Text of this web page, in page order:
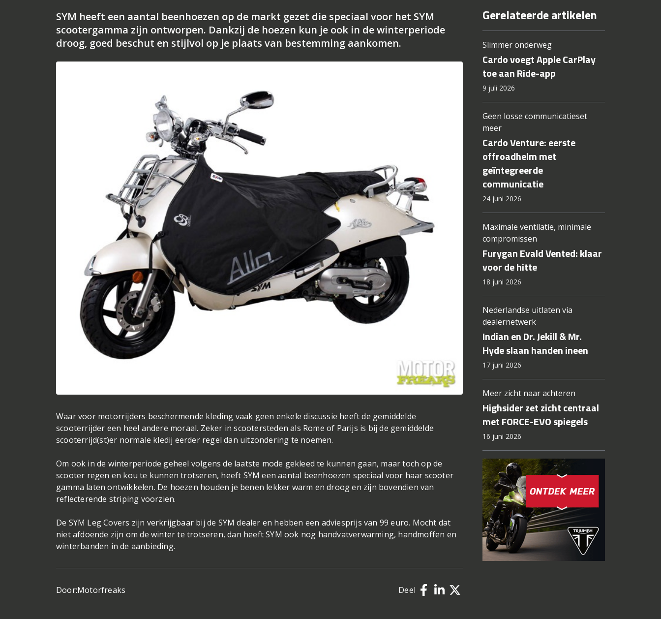
SYM heeft een aantal beenhoezen op de markt gezet die speciaal voor het SYM
scootergamma zijn ontworpen. Dankzij de hoezen kun je ook in de winterperiode
droog, goed beschut en stijlvol op je plaats van bestemming aankomen.
Waar voor motorrijders beschermende kleding vaak geen enkele discussie heeft de gemiddelde
scooterrijder een heel andere moraal. Zeker in scootersteden als Rome of Parijs is bij de gemiddelde
scooterrijd(st)er normale kledij eerder regel dan uitzondering te noemen.
Om ook in de winterperiode geheel volgens de laatste mode gekleed te kunnen gaan, maar toch op de
scooter regen en kou te kunnen trotseren, heeft SYM een aantal beenhoezen speciaal voor haar scooter
gamma laten ontwikkelen. De hoezen houden je benen lekker warm en droog en zijn bovendien van
reflecterende striping voorzien.
De SYM Leg Covers zijn verkrijgbaar bij de SYM dealer en hebben een adviesprijs van 99 euro. Mocht dat
niet afdoende zijn om de winter te trotseren, dan heeft SYM ook nog handvatverwarming, handmoffen en
winterbanden in de aanbieding.
Door:Motorfreaks Deel
Gerelateerde artikelen
Slimmer onderweg
Cardo voegt Apple CarPlay
toe aan Ride-app
9 juli 2026
Geen losse communicatieset
meer
Cardo Venture: eerste
offroadhelm met
geïntegreerde
communicatie
24 juni 2026
Maximale ventilatie, minimale
compromissen
Furygan Evald Vented: klaar
voor de hitte
18 juni 2026
Nederlandse uitlaten via
dealernetwerk
Indian en Dr. Jekill & Mr.
Hyde slaan handen ineen
17 juni 2026
Meer zicht naar achteren
Highsider zet zicht centraal
met FORCE-EVO spiegels
16 juni 2026